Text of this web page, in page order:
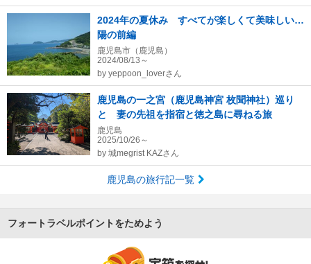
2024年の夏休み すべてが楽しくて美味しい…
陽の前編
鹿児島市（鹿児島）
2024/08/13～
by yeppoon_loverさん
鹿児島の一之宮（鹿児島神宮 枚聞神社）巡り
と 妻の先祖を指宿と徳之島に尋ねる旅
鹿児島
2025/10/26～
by 城megrist KAZさん
鹿児島の旅行記一覧
フォートラベルポイントをためよう